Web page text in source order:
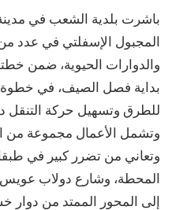
باشرت بلدية الشعب في
المجبول الإسفلتي في عدد
بداية فصل الصيف، في خطوة
للطرق وتسهيل حركة التنقل
وتشمل الأعمال مجموعة من
وتعاني من تضرر كبير في
المحطة، وشارع دولاب
إلى المحور الممتد من دوار